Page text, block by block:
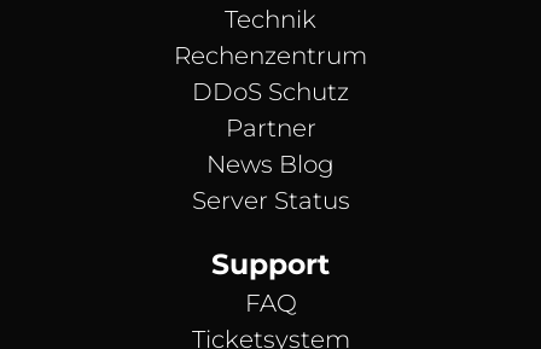
Technik
Rechenzentrum
DDoS Schutz
Partner
News Blog
Server Status
Support
FAQ
Ticketsystem